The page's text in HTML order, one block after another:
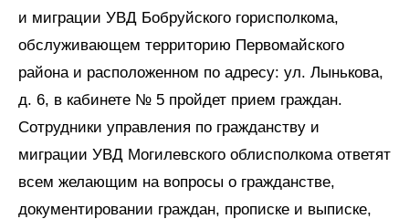
и миграции УВД Бобруйского горисполкома,
обслуживающем территорию Первомайского
района и расположенном по адресу: ул. Лынькова,
д. 6, в кабинете № 5 пройдет прием граждан.
Сотрудники управления по гражданству и
миграции УВД Могилевского облисполкома ответят
всем желающим на вопросы о гражданстве,
документировании граждан, прописке и выписке,